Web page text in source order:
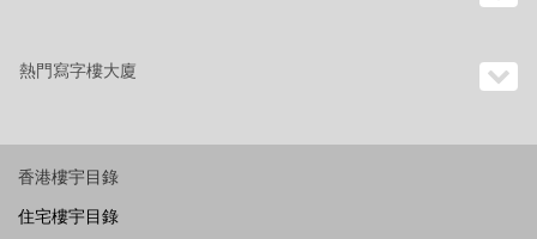
熱門寫字樓大廈
香港樓宇目錄
住宅樓宇目錄